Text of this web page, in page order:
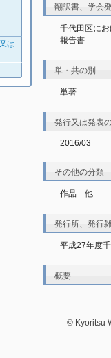
は
翻訳書、学会
千代田区に
報告書
単・共の別
単著
発行又は発表
2016/03
その他の分類
作品 他
発行所、発行
平成27年度
概要